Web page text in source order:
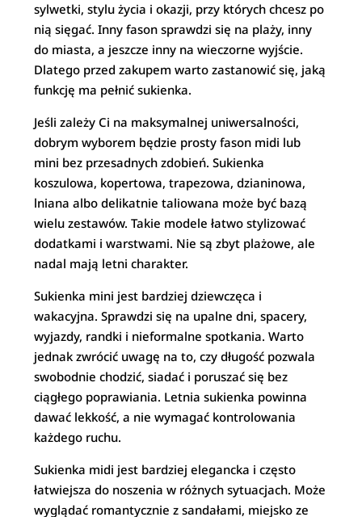
sylwetki, stylu życia i okazji, przy których chcesz po
nią sięgać. Inny fason sprawdzi się na plaży, inny
do miasta, a jeszcze inny na wieczorne wyjście.
Dlatego przed zakupem warto zastanowić się, jaką
funkcję ma pełnić sukienka.
Jeśli zależy Ci na maksymalnej uniwersalności,
dobrym wyborem będzie prosty fason midi lub
mini bez przesadnych zdobień. Sukienka
koszulowa, kopertowa, trapezowa, dzianinowa,
lniana albo delikatnie taliowana może być bazą
wielu zestawów. Takie modele łatwo stylizować
dodatkami i warstwami. Nie są zbyt plażowe, ale
nadal mają letni charakter.
Sukienka mini jest bardziej dziewczęca i
wakacyjna. Sprawdzi się na upalne dni, spacery,
wyjazdy, randki i nieformalne spotkania. Warto
jednak zwrócić uwagę na to, czy długość pozwala
swobodnie chodzić, siadać i poruszać się bez
ciągłego poprawiania. Letnia sukienka powinna
dawać lekkość, a nie wymagać kontrolowania
każdego ruchu.
Sukienka midi jest bardziej elegancka i często
łatwiejsza do noszenia w różnych sytuacjach. Może
wyglądać romantycznie z sandałami, miejsko ze